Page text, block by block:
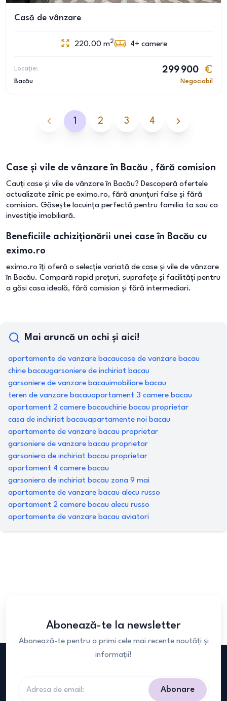
Casă de vânzare
220.00 m2 4+ camere
Locație:
Bacău
299 900
Negociabil
1 2 3 4
Case și vile de vânzare în Bacău , fără comision
Cauți case și vile de vânzare în Bacău? Descoperă ofertele
actualizate zilnic pe eximo.ro, fără anunțuri false și fără
comision. Găsește locuința perfectă pentru familia ta sau ca
investiție imobiliară.
Beneficiile achiziționării unei case în Bacău cu
eximo.ro
eximo.ro îți oferă o selecție variată de case și vile de vânzare
în Bacău. Compară rapid prețuri, suprafețe și facilități pentru
a găsi casa ideală, fără comision și fără intermediari.
Mai aruncă un ochi și aici!
apartamente de vanzare bacaucase de vanzare bacau
chirie bacaugarsoniere de inchiriat bacau
garsoniere de vanzare bacauimobiliare bacau
teren de vanzare bacauapartament 3 camere bacau
apartament 2 camere bacauchirie bacau proprietar
casa de inchiriat bacauapartamente noi bacau
apartamente de vanzare bacau proprietar
garsoniere de vanzare bacau proprietar
garsoniera de inchiriat bacau proprietar
apartament 4 camere bacau
garsoniera de inchiriat bacau zona 9 mai
apartamente de vanzare bacau alecu russo
apartament 2 camere bacau alecu russo
apartamente de vanzare bacau aviatori
Abonează-te la newsletter
Abonează-te pentru a primi cele mai recente noutăți și
informații!
Abonare